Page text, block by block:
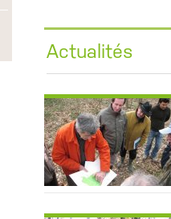
Actualités